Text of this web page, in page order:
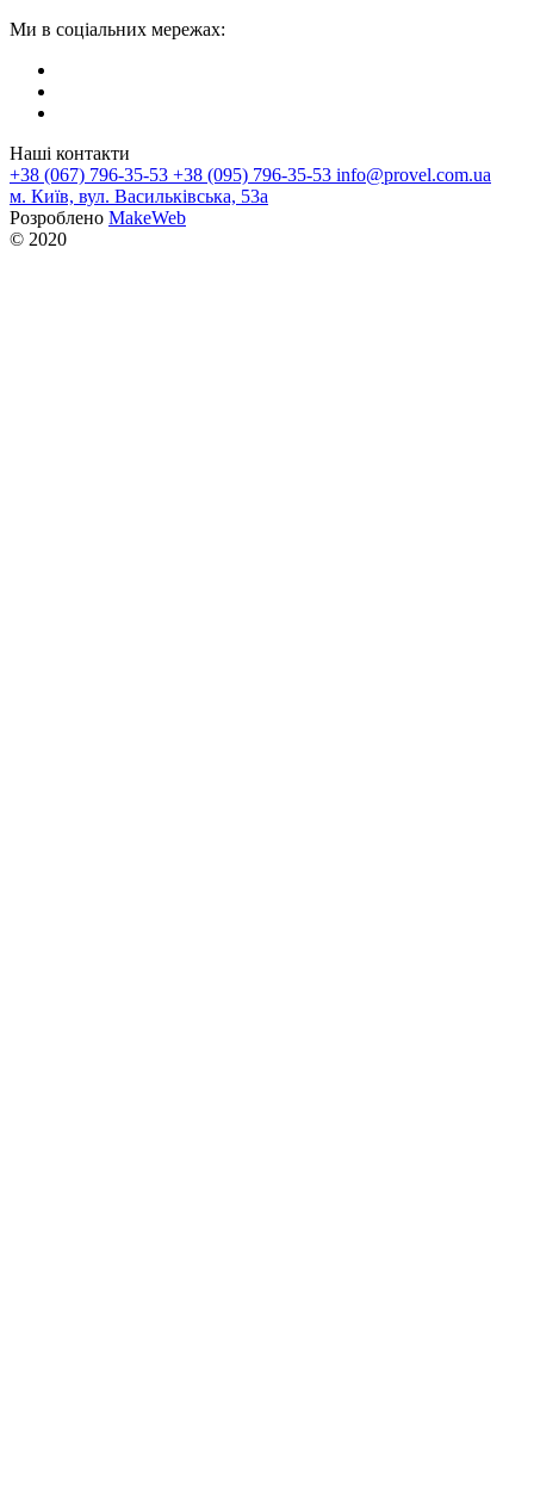
Ми в соціальних мережах:
Наші контакти
+38 (067) 796-35-53 +38 (095) 796-35-53 info@provel.com.ua
м. Київ, вул. Васильківська, 53а
Розроблено MakeWeb
© 2020